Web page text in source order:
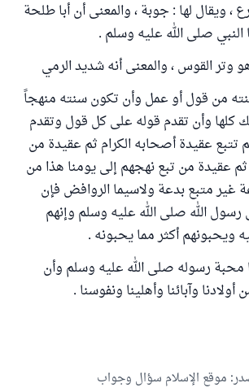
، ويقال لها : جوبة ، والمعنى أن أبا طلحة
صلى الله عليه وسلم .
وتر القوس ، والمعنى أنه شديد الرمي
من قول أو عمل وأن تكون سنته منهجاً
كلها وأن تقدم قوله على كل قول وتقدم
تتبع عقيدة أصحابه الكرام ثم عقيدة من
ثم عقيدة من تبع نهجهم إلى يومنا هذا من
غير متبع بدعة ولاسيما الروافض فإن
الله صلى الله عليه وسلم وإنهم
ويحبونهم أكثر مما يحبونه .
محبة رسوله صلى الله عليه وسلم وأن
وآبائنا وأهلينا ونفوسنا .
: موقع الإسلام سؤال وجواب